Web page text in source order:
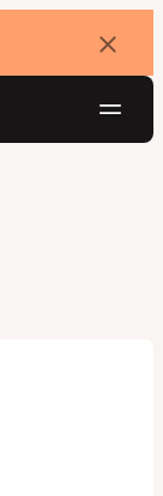
バ
ナ
を